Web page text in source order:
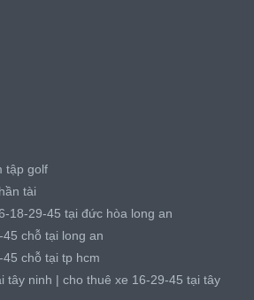
tập golf
tài
18-29-45 tại đức hòa long an
chỗ tại long an
chỗ tại tp hcm
tây ninh | cho thuê xe 16-29-45 tại tây